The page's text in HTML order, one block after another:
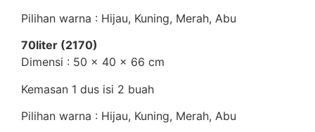
Pilihan warna : Hijau, Kuning, Merah, Abu
70liter (2170)
Dimensi : 50 x 40 x 66 cm
Kemasan 1 dus isi 2 buah
Pilihan warna : Hijau, Kuning, Merah, Abu